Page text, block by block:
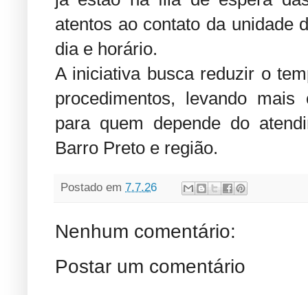
atentos ao contato da unidade
dia e horário.
A iniciativa busca reduzir o
procedimentos, levando mais
para quem depende do
Barro Preto e região.
Postado em 7.7.26
Nenhum comentário:
Postar um comentário